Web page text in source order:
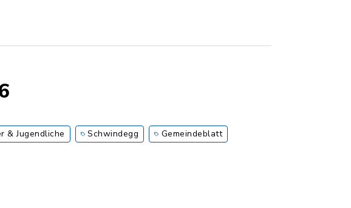
& Jugendliche Schwindegg Gemeindeblatt